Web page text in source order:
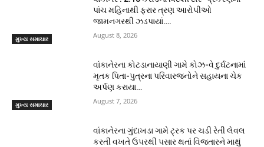
મુખ્ય સમાચાર
પાંચ મહિનાથી ફરાર ત્રણ આરોપીઓ
જામનગરથી ઝડપાયાં….
August 8, 2026
મુખ્ય સમાચાર
વાંકાનેરના કોટડાનાયાણી ગામે કોઝ-વે દુર્ઘટનામાં
મૃતક પિતા-પુત્રના પરિવારજનોને સહાયના ચેક
અર્પણ કરાયા…
August 7, 2026
વાંકાનેરના ગુંદાખડા ગામે ટ્રક પર ચડી રેતી લેવલ
કરતી વખતે ઉપરથી પસાર થતાં વિજતારને માથું